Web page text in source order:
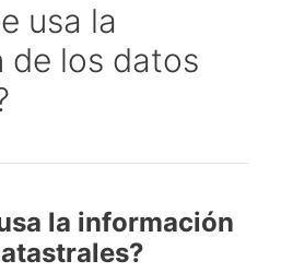
usa la
de los datos
la información